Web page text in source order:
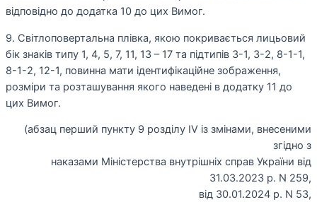
відповідно до додатка 10 до цих Вимог.
9. Світлоповертальна плівка, якою покривається лицьовий
бік знаків типу 1, 4, 5, 7, 11, 13 – 17 та підтипів 3-1, 3-2, 8-1-1,
8-1-2, 12-1, повинна мати ідентифікаційне зображення,
розміри та розташування якого наведені в додатку 11 до
цих Вимог.
(абзац перший пункту 9 розділу IV із змінами, внесеними
згідно з
наказами Міністерства внутрішніх справ України від
31.03.2023 р. N 259,
від 30.01.2024 р. N 53,